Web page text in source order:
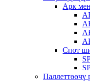
Арк
Спот
Паллеттөөчү